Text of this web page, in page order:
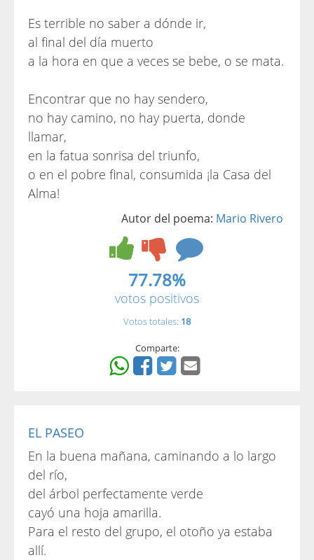
Es terrible no saber a dónde ir,
al final del día muerto
a la hora en que a veces se bebe, o se mata.
Encontrar que no hay sendero,
no hay camino, no hay puerta, donde
llamar,
en la fatua sonrisa del triunfo,
o en el pobre final, consumida ¡la Casa del
Alma!
Autor del poema: Mario Rivero
77.78%
votos positivos
Votos totales: 18
Comparte:
EL PASEO
En la buena mañana, caminando a lo largo
del río,
del árbol perfectamente verde
cayó una hoja amarilla.
Para el resto del grupo, el otoño ya estaba
allí.